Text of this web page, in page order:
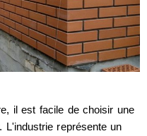
il est facile de choisir une
L'industrie représente un